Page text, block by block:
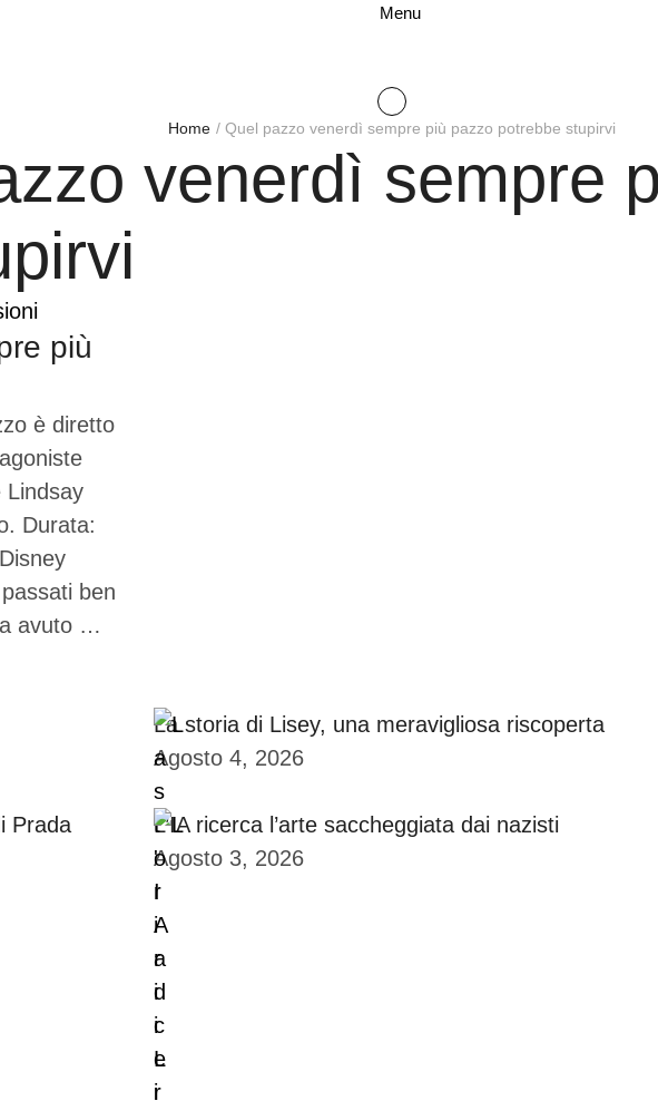
Menu
Home / Quel pazzo venerdì sempre più pazzo potrebbe stupirvi
venerdì sempre
più
è diretto
Lindsay
Durata:
ben
avuto …
La storia di Lisey, una meravigliosa riscoperta
Agosto 4, 2026
Prada
L’IA ricerca l’arte saccheggiata dai nazisti
Agosto 3, 2026